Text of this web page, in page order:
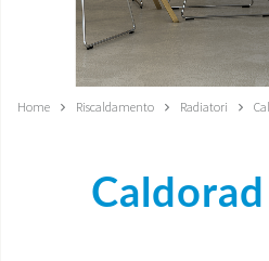
CLIMATIZZAZIONE
RISCALDAMENTO
SISTEMI INTEGRATI
Home Riscaldamento Radiatori